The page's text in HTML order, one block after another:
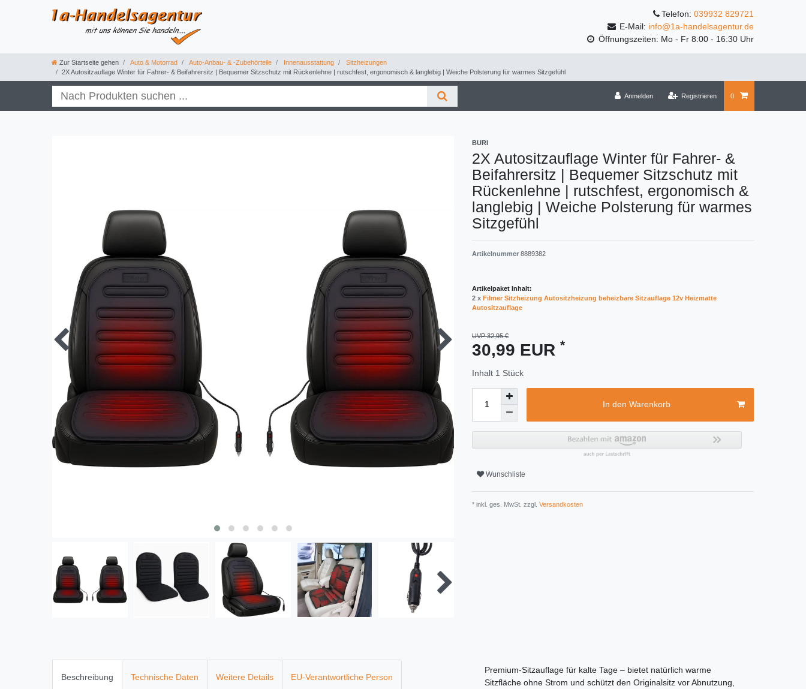
Telefon: 039932 829721
E-Mail: info@1a-handelsagentur.de
Öffnungszeiten: Mo - Fr 8:00 - 16:30 Uhr
Zur Startseite gehen Auto & Motorrad Auto-Anbau- & -Zubehörteile Innenausstattung
Sitzheizungen
2X Autositzauflage Winter für Fahrer- & Beifahrersitz | Bequemer Sitzschutz mit Rückenlehne | rutschfest, ergonomisch & langlebig | Weiche Polsterung für warmes Sitzgefühl
Anmelden Registrieren 0
BURI
2X Autositzauflage Winter für Fahrer- &
Beifahrersitz | Bequemer Sitzschutz mit
Rückenlehne | rutschfest, ergonomisch &
langlebig | Weiche Polsterung für warmes
Sitzgefühl
Artikelnummer 8889382
Artikelpaket Inhalt:
2 x Filmer Sitzheizung Autositzheizung beheizbare Sitzauflage 12v Heizmatte
Autositzauflage
UVP 32,95 €
30,99 EUR *
Inhalt 1 Stück
In den Warenkorb
Wunschliste
* inkl. ges. MwSt. zzgl. Versandkosten
Beschreibung Technische Daten Weitere Details EU-Verantwortliche Person
Premium-Sitzauflage für kalte Tage – bietet natürlich warme
Sitzfläche ohne Strom und schützt den Originalsitz vor Abnutzung,